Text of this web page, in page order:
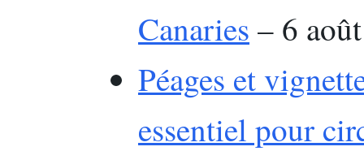
Canaries – 6
Péages et
essentiel pour